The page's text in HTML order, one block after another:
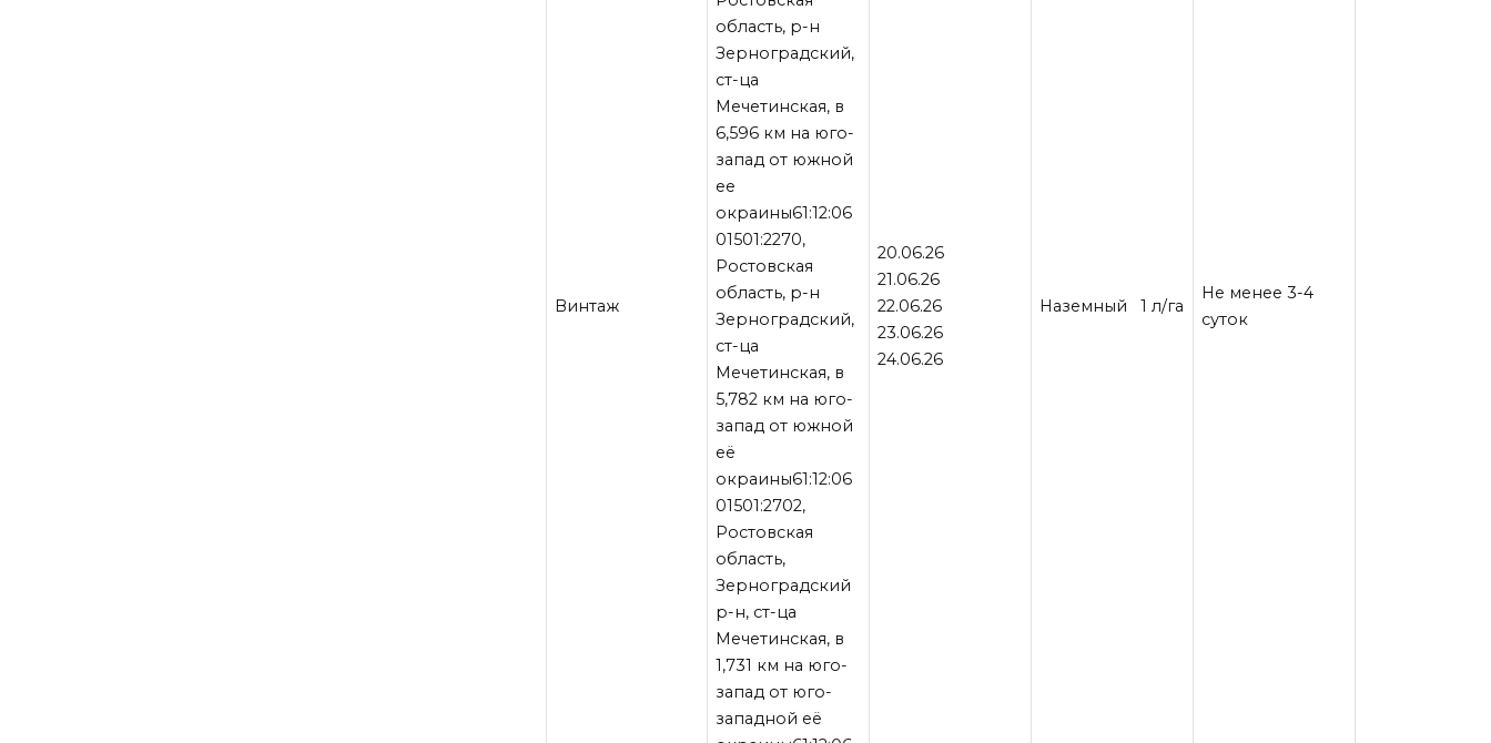
Винтаж
область, р-н
Зерноградский,
ст-ца
Мечетинская, в
6,596 км на юго-
запад от южной
ее
окраины61:12:06
01501:2270,
Ростовская
область, р-н
Зерноградский,
ст-ца
Мечетинская, в
5,782 км на юго-
запад от южной
её
окраины61:12:06
01501:2702,
Ростовская
область,
Зерноградский
р-н, ст-ца
Мечетинская, в
1,731 км на юго-
запад от юго-
западной её
20.06.26
21.06.26
22.06.26
23.06.26
24.06.26
Наземный 1 л/га
Не менее 3-4
суток